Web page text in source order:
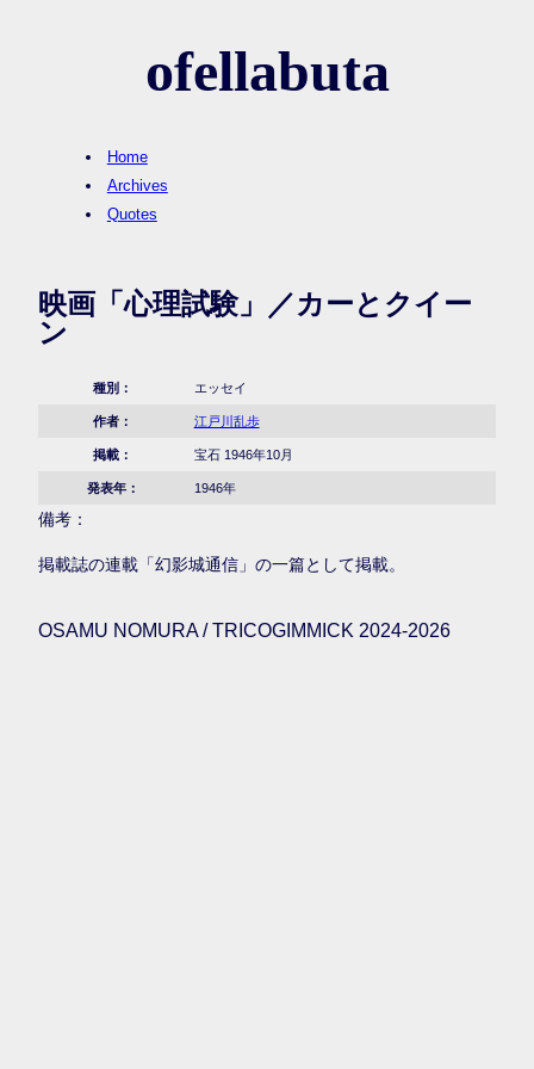
ofellabuta
Home
Archives
Quotes
映画「心理試験」／カーとクイー
ン
種別： エッセイ
作者： 江戸川乱歩
掲載： 宝石 1946年10月
発表年： 1946年
備考：
掲載誌の連載「幻影城通信」の一篇として掲載。
OSAMU NOMURA / TRICOGIMMICK 2024-2026